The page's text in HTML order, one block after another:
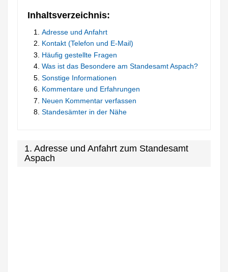
Inhaltsverzeichnis:
Adresse und Anfahrt
Kontakt (Telefon und E-Mail)
Häufig gestellte Fragen
Was ist das Besondere am Standesamt Aspach?
Sonstige Informationen
Kommentare und Erfahrungen
Neuen Kommentar verfassen
Standesämter in der Nähe
1. Adresse und Anfahrt zum Standesamt
Aspach